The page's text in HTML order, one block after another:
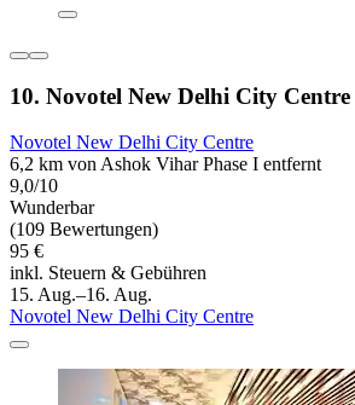
10. Novotel New Delhi City Centre
Novotel New Delhi City Centre
6,2 km von Ashok Vihar Phase I entfernt
9,0/10
Wunderbar
(109 Bewertungen)
95 €
inkl. Steuern & Gebühren
15. Aug.–16. Aug.
Novotel New Delhi City Centre